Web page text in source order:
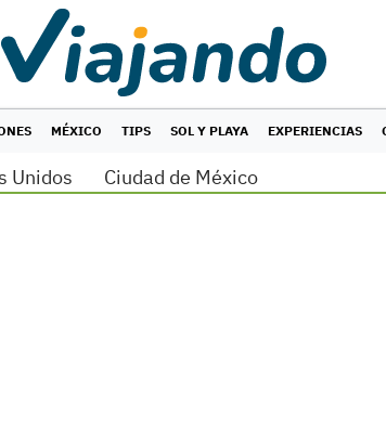
MÉXICO TIPS SOL Y PLAYA EXPERIENCIAS
Unidos Ciudad de México